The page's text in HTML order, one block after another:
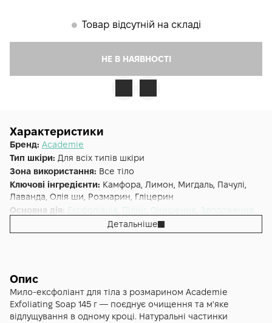
𒊹 Товар відсутній на складі
НЕ В НАЯВНОСТІ
Характеристики
Бренд: Academie
Тип шкіри: Для всіх типів шкіри
Зона використання: Все тіло
Ключові інгредієнти: Камфора, Лимон, Мигдаль, Пачулі,
Лаванда, Олія ши, Розмарин, Гліцерин
Основна дія: Ексфоліація Пілінг Очищення
Зволоження
Додаткові властивості:SLS Free, Без парабенів, Без
силіконів
Лінійка:
Детальніше
Опис
Мило-ексфоліант для тіла з розмарином Academie
Exfoliating Soap 145 г — поєднує очищення та м'яке
відлущування в одному кроці. Натуральні частинки